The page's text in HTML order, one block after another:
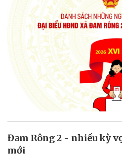
Đam Rông 2 - nhiều kỳ
mới